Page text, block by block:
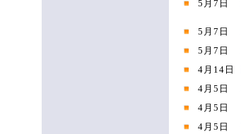
5月7日
5月7日
5月7日
4月14日
4月5日
4月5日
4月5日